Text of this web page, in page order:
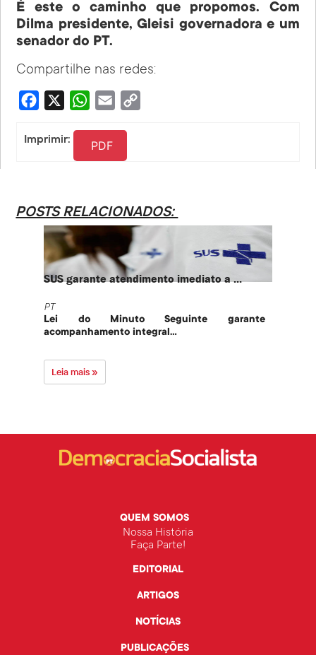
É este o caminho que propomos. Com
Dilma presidente, Gleisi governadora e um
senador do PT.
Compartilhe nas redes:
Facebook WhatsApp
Email
Imprimir: PDF
POSTS RELACIONADOS:
SUS garante atendimento imediato a ...
PT
Lei do Minuto Seguinte garante
acompanhamento integral...
Leia mais »
QUEM SOMOS
Nossa História
Faça Parte!
EDITORIAL
ARTIGOS
NOTÍCIAS
PUBLICAÇÕES